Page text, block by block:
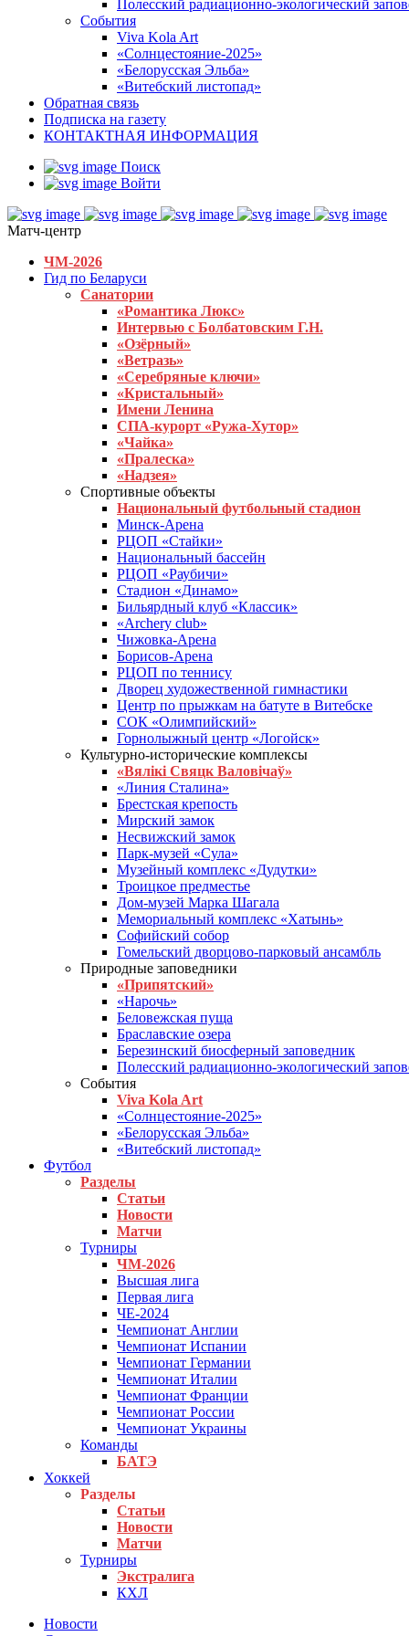
Полесский радиационно-экологический
События
Viva Kola Art
«Солнцестояние-2025»
«Белорусская Эльба»
«Витебский листопад»
Обратная связь
Подписка на газету
КОНТАКТНАЯ ИНФОРМАЦИЯ
Поиск
Войти
Матч-центр
ЧМ-2026
Гид по Беларуси
Санатории
«Романтика Люкс»
Интервью с Болбатовским Г.Н.
«Озёрный»
«Ветразь»
«Серебряные ключи»
«Кристальный»
Имени Ленина
СПА-курорт «Ружа-Хутор»
«Чайка»
«Пралеска»
«Надзея»
Спортивные объекты
Национальный футбольный стадион
Минск-Арена
РЦОП «Стайки»
Национальный бассейн
РЦОП «Раубичи»
Стадион «Динамо»
Бильярдный клуб «Классик»
«Archery club»
Чижовка-Арена
Борисов-Арена
РЦОП по теннису
Дворец художественной гимнастики
Центр по прыжкам на батуте в Витебске
СОК «Олимпийский»
Горнолыжный центр «Логойск»
Культурно-исторические комплексы
«Вялікі Свяцк Валовічаў»
«Линия Сталина»
Брестская крепость
Мирский замок
Несвижский замок
Парк-музей «Сула»
Музейный комплекс «Дудутки»
Троицкое предместье
Дом-музей Марка Шагала
Мемориальный комплекс «Хатынь»
Софийский собор
Гомельский дворцово-парковый ансамбль
Природные заповедники
«Припятский»
«Нарочь»
Беловежская пуща
Браславские озера
Березинский биосферный заповедник
Полесский радиационно-экологический
События
Viva Kola Art
«Солнцестояние-2025»
«Белорусская Эльба»
«Витебский листопад»
Футбол
Разделы
Статьи
Новости
Матчи
Турниры
ЧМ-2026
Высшая лига
Первая лига
ЧЕ-2024
Чемпионат Англии
Чемпионат Испании
Чемпионат Германии
Чемпионат Италии
Чемпионат Франции
Чемпионат России
Чемпионат Украины
Команды
БАТЭ
Хоккей
Разделы
Статьи
Новости
Матчи
Турниры
Экстралига
КХЛ
Новости